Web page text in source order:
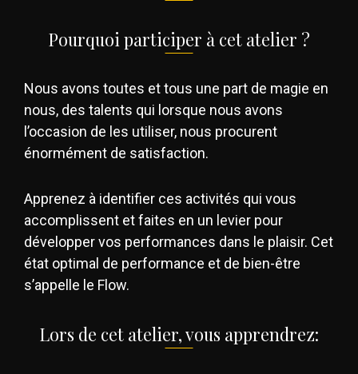
Pourquoi participer à cet atelier ?
Nous avons toutes et tous une part de magie en
nous, des talents qui lorsque nous avons
l’occasion de les utiliser, nous procurent
énormément de satisfaction.
Apprenez à identifier ces activités qui vous
accomplissent et faites en un levier pour
développer vos performances dans le plaisir. Cet
état optimal de performance et de bien-être
s’appelle le Flow.
Lors de cet atelier, vous apprendrez: